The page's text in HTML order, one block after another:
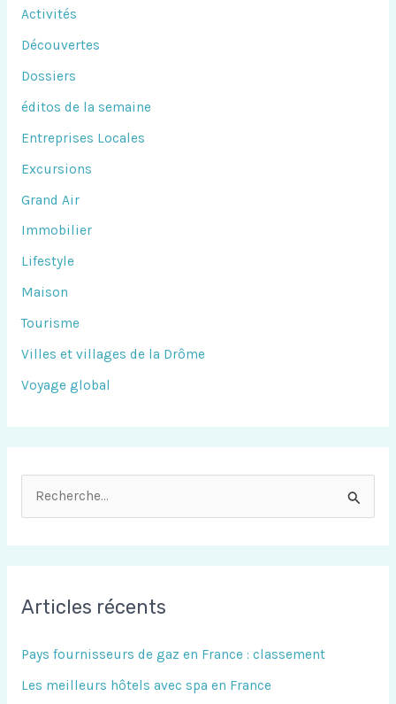
Activités
Découvertes
Dossiers
éditos de la semaine
Entreprises Locales
Excursions
Grand Air
Immobilier
Lifestyle
Maison
Tourisme
Villes et villages de la Drôme
Voyage global
e
h
Articles récents
Pays fournisseurs de gaz en France : classement
Les meilleurs hôtels avec spa en France